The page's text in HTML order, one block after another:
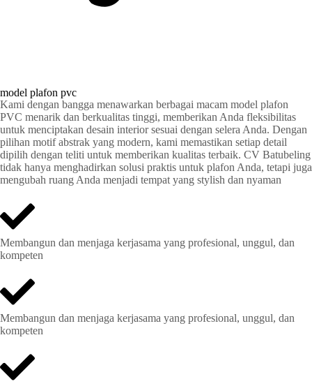
model plafon pvc
Kami dengan bangga menawarkan berbagai macam model plafon
PVC menarik dan berkualitas tinggi, memberikan Anda fleksibilitas
untuk menciptakan desain interior sesuai dengan selera Anda. Dengan
pilihan motif abstrak yang modern, kami memastikan setiap detail
dipilih dengan teliti untuk memberikan kualitas terbaik. CV Batubeling
tidak hanya menghadirkan solusi praktis untuk plafon Anda, tetapi juga
mengubah ruang Anda menjadi tempat yang stylish dan nyaman
Membangun dan menjaga kerjasama yang profesional, unggul, dan
kompeten
Membangun dan menjaga kerjasama yang profesional, unggul, dan
kompeten